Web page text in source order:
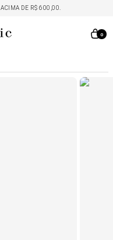
ACIMA DE R$ 600,00.
0